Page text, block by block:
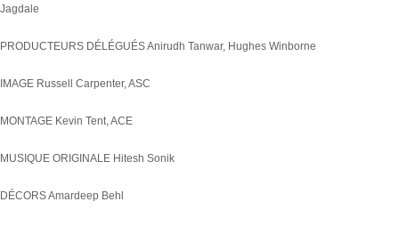
Jagdale
PRODUCTEURS DÉLÉGUÉS Anirudh Tanwar, Hughes Winborne
IMAGE Russell Carpenter, ASC
MONTAGE Kevin Tent, ACE
MUSIQUE ORIGINALE Hitesh Sonik
DÉCORS Amardeep Behl